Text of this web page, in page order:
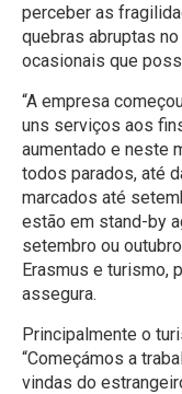
perceber as
quebras abruptas
ocasionais que
“A empresa
uns serviços aos
aumentado e neste
todos parados, até
marcados até
estão em stand-by
setembro ou
Erasmus e turismo,
assegura.
Principalmente o
“Começámos a
vindas do